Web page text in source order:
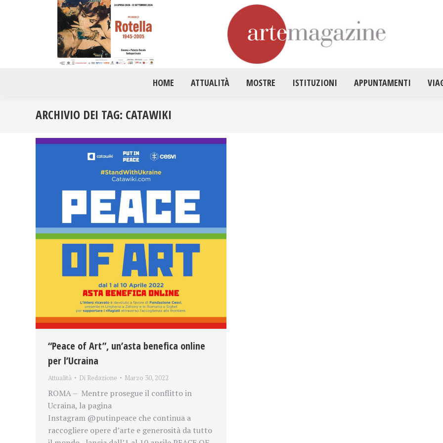
HOME ATTUALITÀ MOSTRE ISTITUZIONI APPUNTAMENTI
ARCHIVIO DEI TAG: CATAWIKI
“Peace of Art”, un’asta benefica online
per l’Ucraina
Attualità Di Redazione Marzo 30, 2022
ROMA – Mentre prosegue il conflitto in
Ucraina, la pagina
Instagram @putinpeace che continua a
raccogliere opere d’arte e generosità da tutto
HOME